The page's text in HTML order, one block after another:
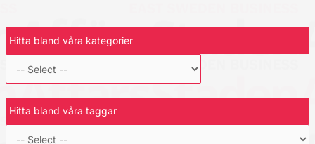
Hitta bland våra kategorier
Hitta bland våra taggar